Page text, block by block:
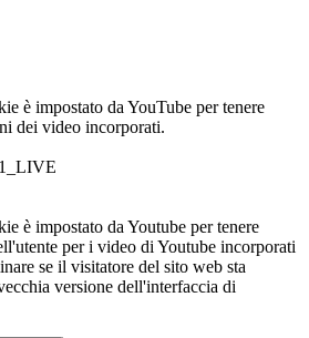
è impostato da YouTube per tenere
dei video incorporati.
è impostato da Youtube per tenere
per i video di Youtube incorporati
se il visitatore del sito web sta
versione dell'interfaccia di